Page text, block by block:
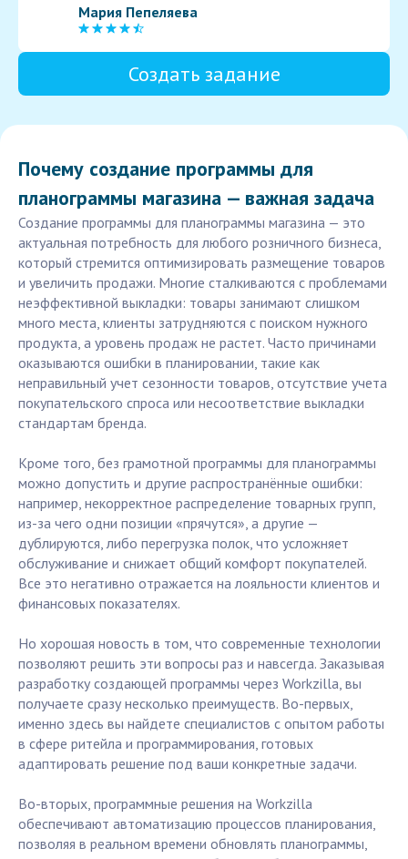
Мария Пепеляева
Создать задание
Почему создание программы для
планограммы магазина — важная задача
Создание программы для планограммы магазина — это
актуальная потребность для любого розничного бизнеса,
который стремится оптимизировать размещение товаров
и увеличить продажи. Многие сталкиваются с проблемами
неэффективной выкладки: товары занимают слишком
много места, клиенты затрудняются с поиском нужного
продукта, а уровень продаж не растет. Часто причинами
оказываются ошибки в планировании, такие как
неправильный учет сезонности товаров, отсутствие учета
покупательского спроса или несоответствие выкладки
стандартам бренда.
Кроме того, без грамотной программы для планограммы
можно допустить и другие распространённые ошибки:
например, некорректное распределение товарных групп,
из-за чего одни позиции «прячутся», а другие —
дублируются, либо перегрузка полок, что усложняет
обслуживание и снижает общий комфорт покупателей.
Все это негативно отражается на лояльности клиентов и
финансовых показателях.
Но хорошая новость в том, что современные технологии
позволяют решить эти вопросы раз и навсегда. Заказывая
разработку создающей программы через Workzilla, вы
получаете сразу несколько преимуществ. Во-первых,
именно здесь вы найдете специалистов с опытом работы
в сфере ритейла и программирования, готовых
адаптировать решение под ваши конкретные задачи.
Во-вторых, программные решения на Workzilla
обеспечивают автоматизацию процессов планирования,
позволяя в реальном времени обновлять планограммы,